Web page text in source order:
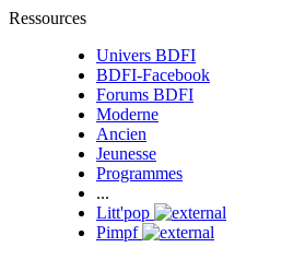
Ressources
Univers BDFI
BDFI-Facebook
Forums BDFI
Moderne
Ancien
Jeunesse
Programmes
...
Litt'pop
Pimpf